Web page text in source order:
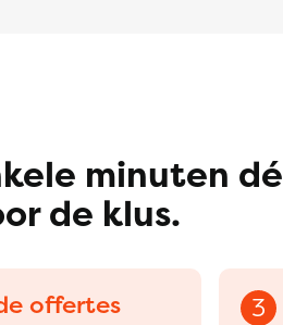
minuten dé
de klus.
offertes 3